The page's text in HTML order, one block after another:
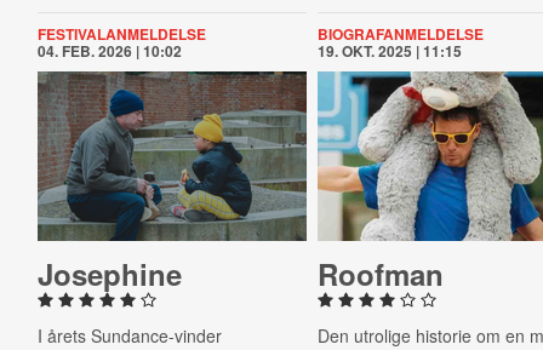
FESTIVALANMELDELSE
04. FEB. 2026 | 10:02
Josephine
I årets Sundance-vinder
BIOGRAFANMELDELSE
19. OKT. 2025 | 11:15
Roofman
Den utrolige historie om en